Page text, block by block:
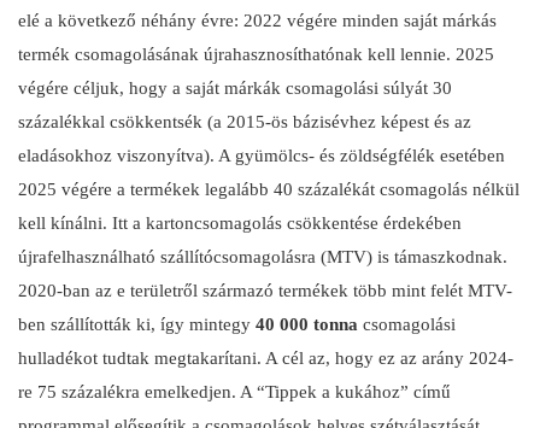
elé a következő néhány évre: 2022 végére minden saját márkás
termék csomagolásának újrahasznosíthatónak kell lennie. 2025
végére céljuk, hogy a saját márkák csomagolási súlyát 30
százalékkal csökkentsék (a 2015-ös bázisévhez képest és az
eladásokhoz viszonyítva). A gyümölcs- és zöldségfélék esetében
2025 végére a termékek legalább 40 százalékát csomagolás nélkül
kell kínálni. Itt a kartoncsomagolás csökkentése érdekében
újrafelhasználható szállítócsomagolásra (MTV) is támaszkodnak.
2020-ban az e területről származó termékek több mint felét MTV-
ben szállították ki, így mintegy 40 000 tonna csomagolási
hulladékot tudtak megtakarítani. A cél az, hogy ez az arány 2024-
re 75 százalékra emelkedjen. A “Tippek a kukához” című